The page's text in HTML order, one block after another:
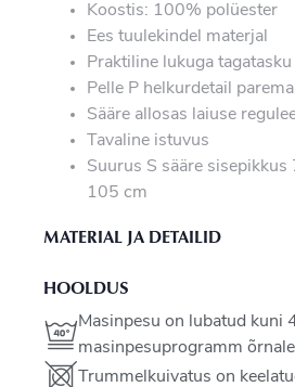
Koostis: 100% polüester
Ees tuulekindel materjal
Praktiline lukuga tagatasku
Pelle P helkurdetail
Sääre allosas laiuse
Tavaline istuvus
Suurus S sääre
105 cm
MATERIAL JA DETAILID
HOOLDUS
Masinpesu on lubatud kuni
masinpesuprogramm
Trummelkuivatus on